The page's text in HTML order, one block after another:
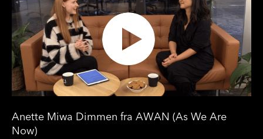
Anette Miwa Dimmen fra AWAN (As We Are
Now)